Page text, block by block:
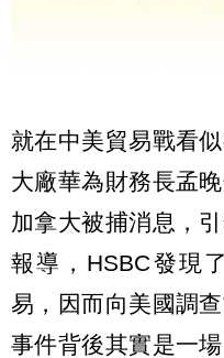
就在中美貿易戰看
大廠華為財務長孟
加拿大被捕消息，
報導，HSBC發現
易，因而向美國調
事件背後其實是一